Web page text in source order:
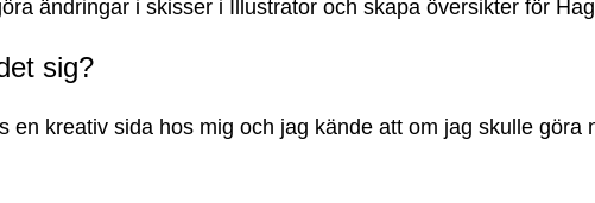
ändringar i skisser i Illustrator och skapa översikter för
sig?
kreativ sida hos mig och jag kände att om jag skulle göra